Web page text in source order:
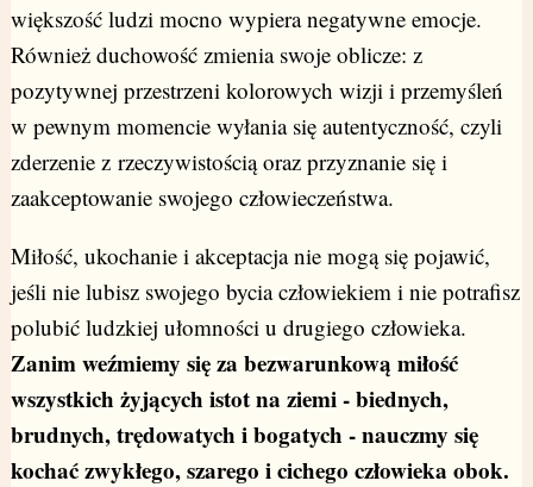
większość ludzi mocno wypiera negatywne emocje.
Również duchowość zmienia swoje oblicze: z
pozytywnej przestrzeni kolorowych wizji i przemyśleń
w pewnym momencie wyłania się autentyczność, czyli
zderzenie z rzeczywistością oraz przyznanie się i
zaakceptowanie swojego człowieczeństwa.
Miłość, ukochanie i akceptacja nie mogą się pojawić,
jeśli nie lubisz swojego bycia człowiekiem i nie potrafisz
polubić ludzkiej ułomności u drugiego człowieka.
Zanim weźmiemy się za bezwarunkową miłość
wszystkich żyjących istot na ziemi - biednych,
brudnych, trędowatych i bogatych - nauczmy się
kochać zwykłego, szarego i cichego człowieka obok.